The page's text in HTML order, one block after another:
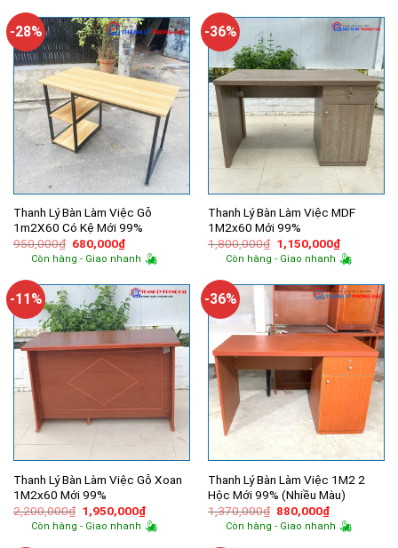
-28%
Thanh Lý Bàn Làm Việc Gỗ
1m2X60 Có Kệ Mới 99%
950,000₫ Giá
gốc
là:
680,000₫Giá
hiện
tại
680,000₫.
Còn hàng - Giao nhanh
-36%
Thanh Lý Bàn Làm Việc MDF
1M2x60 Mới 99%
1,800,000₫ Giá
gốc
là:
1,150,000₫Giá
hiện
tại
Còn hàng - Giao nhanh
-11%
Thanh Lý Bàn Làm Việc Gỗ Xoan
1M2x60 Mới 99%
2,200,000₫ Giá
gốc
là:
1,950,000₫Giá
hiện
tại
Còn hàng - Giao nhanh
-36%
Thanh Lý Bàn Làm Việc 1M2 2
Hộc Mới 99% (Nhiều Màu)
1,370,000₫ Giá
gốc
là:
880,000₫Giá
hiện
tại
Còn hàng - Giao nhanh